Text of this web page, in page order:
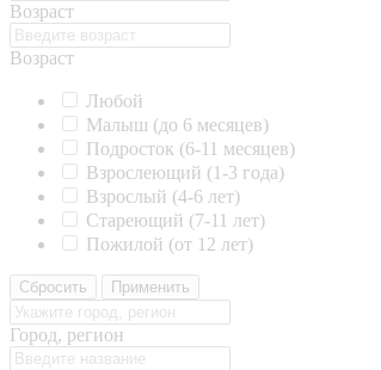
Возраст
Возраст
Любой
Малыш (до 6 месяцев)
Подросток (6-11 месяцев)
Взрослеющий (1-3 года)
Взрослый (4-6 лет)
Стареющий (7-11 лет)
Пожилой (от 12 лет)
Сбросить Применить
Город, регион